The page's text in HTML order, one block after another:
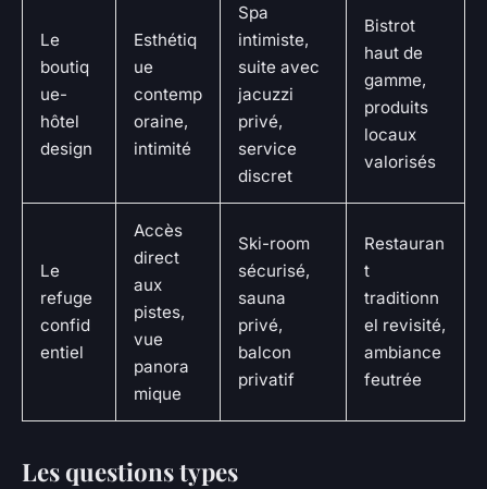
Le
boutiq
ue-
hôtel
design
Esthétiq
ue
contemp
oraine,
intimité
Spa
intimiste,
suite avec
jacuzzi
privé,
service
discret
Bistrot
haut de
gamme,
produits
locaux
valorisés
Le
refuge
confid
entiel
Accès
direct
aux
pistes,
vue
panora
mique
Ski-room
sécurisé,
sauna
privé,
balcon
privatif
Restauran
t
traditionn
el revisité,
ambiance
feutrée
Les questions types